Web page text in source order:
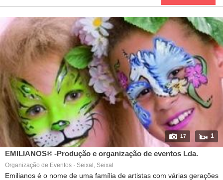
17 1
EMILIANOS® -Produção e organização de eventos Lda.
Organização de Eventos · Seixal, Seixal
Emilianos é o nome de uma família de artistas com várias gerações